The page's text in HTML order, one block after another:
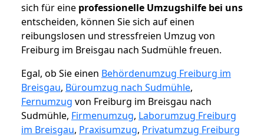
sich für eine professionelle Umzugshilfe bei uns
entscheiden, können Sie sich auf einen
reibungslosen und stressfreien Umzug von
Freiburg im Breisgau nach Sudmühle freuen.
Egal, ob Sie einen Behördenumzug Freiburg im
Breisgau, Büroumzug nach Sudmühle,
Fernumzug von Freiburg im Breisgau nach
Sudmühle, Firmenumzug, Laborumzug Freiburg
im Breisgau, Praxisumzug, Privatumzug Freiburg